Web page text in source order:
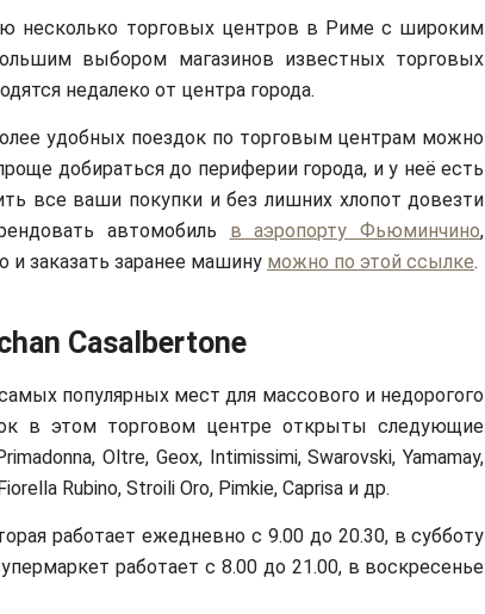
несколько торговых центров в Риме с широким
выбором магазинов известных торговых
недалеко от центра города.
удобных поездок по торговым центрам можно
добираться до периферии города, и у неё есть
все ваши покупки и без лишних хлопот довезти
автомобиль в аэропорту Фьюминчино,
и заказать заранее машину можно по этой ссылке.
Casalbertone
популярных мест для массового и недорогого
в этом торговом центре открыты следующие
Oltre, Geox, Intimissimi, Swarovski, Yamamay,
Rubino, Stroili Oro, Pimkie, Caprisa и др.
работает ежедневно с 9.00 до 20.30, в субботу
работает с 8.00 до 21.00, в воскресенье